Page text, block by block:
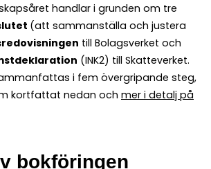
handlar i grunden om tre
(att sammanställa och justera
till Bolagsverket och
(INK2) till Skatteverket.
i fem övergripande steg,
kortfattat nedan och mer i detalj på
bokföringen